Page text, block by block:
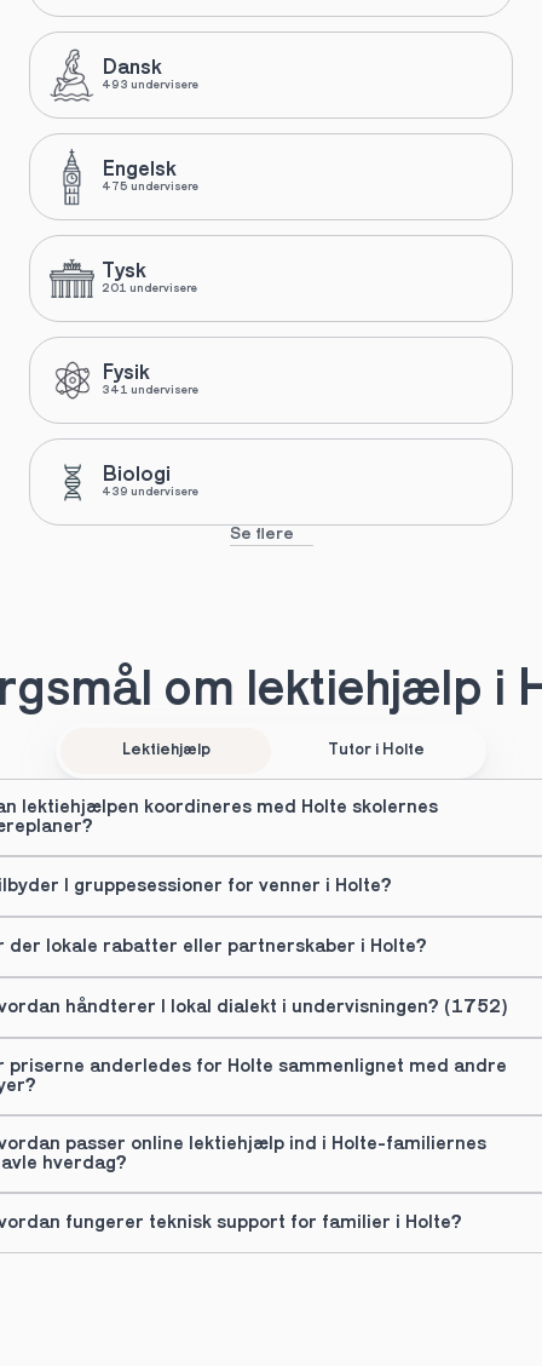
Dansk
493 undervisere
Engelsk
475 undervisere
Tysk
201 undervisere
Fysik
341 undervisere
Biologi
439 undervisere
Se flere
om lektiehjælp i
Lektiehjælp Tutor i Holte
lektiehjælpen koordineres med Holte skolernes
I gruppesessioner for venner i Holte?
der lokale rabatter eller partnerskaber i Holte?
håndterer I lokal dialekt i undervisningen? (1752)
priserne anderledes for Holte sammenlignet med andre
passer online lektiehjælp ind i Holte-familiernes
hverdag?
fungerer teknisk support for familier i Holte?